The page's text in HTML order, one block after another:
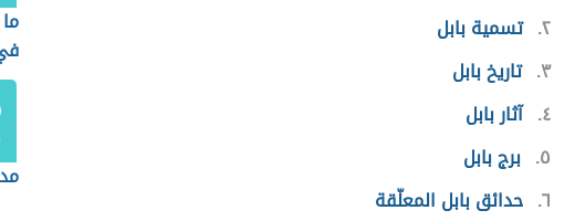
٢ تسمية بابل
٣ تاريخ بابل
٤ آثار بابل
٥ برج بابل
٦ حدائق بابل المعلّقة